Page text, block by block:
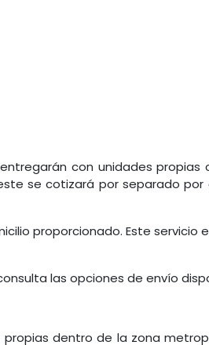
con unidades propias
se cotizará por separado
proporcionado. Este servicio
las opciones de envío
dentro de la zona